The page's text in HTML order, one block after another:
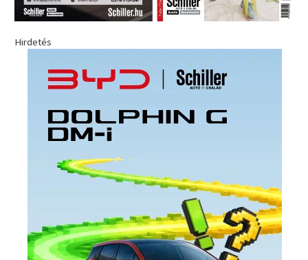
Hirdetés